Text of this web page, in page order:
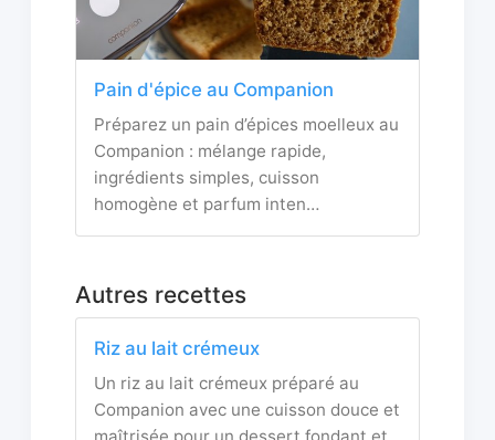
Pain d'épice au Companion
Préparez un pain d’épices moelleux au
Companion : mélange rapide,
ingrédients simples, cuisson
homogène et parfum inten…
Autres recettes
Riz au lait crémeux
Un riz au lait crémeux préparé au
Companion avec une cuisson douce et